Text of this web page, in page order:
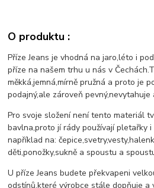
O produktu :
Příze Jeans je vhodná na jaro,léto i
příze na našem trhu u nás v
měkká,jemná,mírně pružná a proto je
podajný,ale zároveň
Pro svoje složení není tento materiál
bavlna,proto jí rády používají pletařky
například na:
děti,ponožky,sukně a spoustu a
U příze Jeans budete překvapeni
odstínů,které výrobce stále dopňuje a